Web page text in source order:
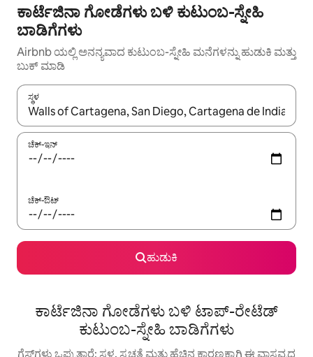
ಕಾರ್ಟೆಜಿನಾ ಗೋಡೆಗಳು ಬಳಿ ಕುಟುಂಬ-ಸ್ನೇಹಿ
ಬಾಡಿಗೆಗಳು
Airbnb ಯಲ್ಲಿ ಅನನ್ಯವಾದ ಕುಟುಂಬ-ಸ್ನೇಹಿ ಮನೆಗಳನ್ನು ಹುಡುಕಿ ಮತ್ತು
ಬುಕ್ ಮಾಡಿ
ಸ್ಥಳ
ಫಲಿತಾಂಶಗಳು ಲಭ್ಯವಿರುವಾಗ, ಅಪ್ ಮತ್ತು ಡೌನ್ ಬಾಣದ ಕೀಲಿಗಳೊಂದಿಗೆ
ಚೆಕ್-ಇನ್
ಚೆಕ್-ಔಟ್
ಹುಡುಕಿ
ಕಾರ್ಟೆಜಿನಾ ಗೋಡೆಗಳು ಬಳಿ ಟಾಪ್-ರೇಟೆಡ್
ಕುಟುಂಬ-ಸ್ನೇಹಿ ಬಾಡಿಗೆಗಳು
ಗೆಸ್ಟ್‌ಗಳು ಒಪ್ಪುತ್ತಾರೆ: ಸ್ಥಳ, ಸ್ವಚ್ಛತೆ ಮತ್ತು ಹೆಚ್ಚಿನ ಕಾರಣಕ್ಕಾಗಿ ಈ ವಾಸ್ತವ್ಯದ